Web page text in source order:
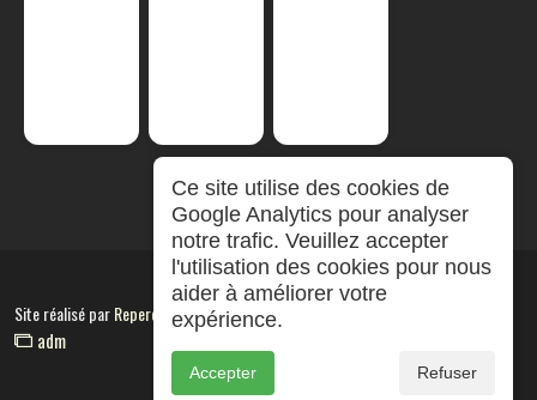
Site réalisé parRepereCom
adm
Ce site utilise des cookies de
Google Analytics pour analyser
notre trafic. Veuillez accepter
l'utilisation des cookies pour nous
aider à améliorer votre
expérience.
Accepter Refuser